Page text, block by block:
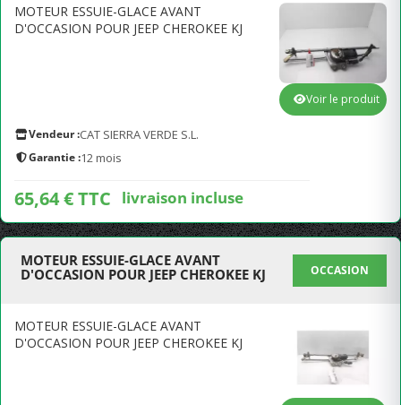
MOTEUR ESSUIE-GLACE AVANT
D'OCCASION POUR JEEP CHEROKEE KJ
Vendeur :CAT SIERRA VERDE S.L.
Garantie :12 mois
65,64 € TTC livraison incluse
Voir le produit
MOTEUR ESSUIE-GLACE AVANT
D'OCCASION POUR JEEP CHEROKEE KJ
OCCASION
MOTEUR ESSUIE-GLACE AVANT
D'OCCASION POUR JEEP CHEROKEE KJ